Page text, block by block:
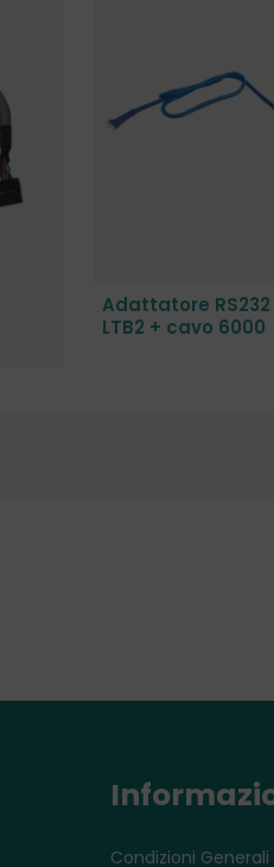
Adattatore RS232
LTB2 + cavo 6000
Condizioni